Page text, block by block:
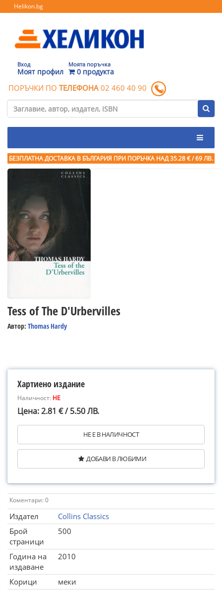
Helikon.bg
Вход
Моят профил
Моята поръчка
0 продукта
ПОРЪЧКИ ПО ТЕЛЕФОНА 02 460 40 90
БЕЗПЛАТНА ДОСТАВКА В БЪЛГАРИЯ ПРИ ПОРЪЧКА НАД 35.28 € / 69 ЛВ.
Tess of The D'Urbervilles
Автор: Thomas Hardy
Хартиено издание
Наличност: НЕ
Цена: 2.81 € / 5.50 ЛВ.
НЕ Е В НАЛИЧНОСТ
ДОБАВИ В ЛЮБИМИ
Коментари: 0
Издател
Collins Classics
Брой
страници
500
Година на
издаване
2010
Корици
меки